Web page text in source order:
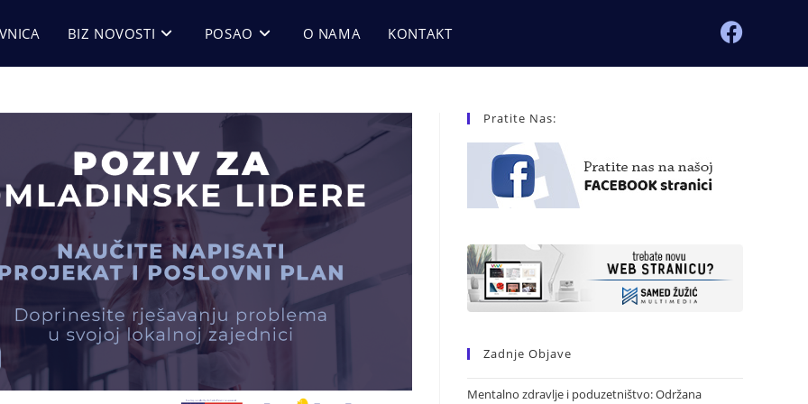
BIZ NOVOSTI POSAO O NAMA KONTAKT
Pratite Nas:
Zadnje Objave
Mentalno zdravlje i poduzetništvo: Održana